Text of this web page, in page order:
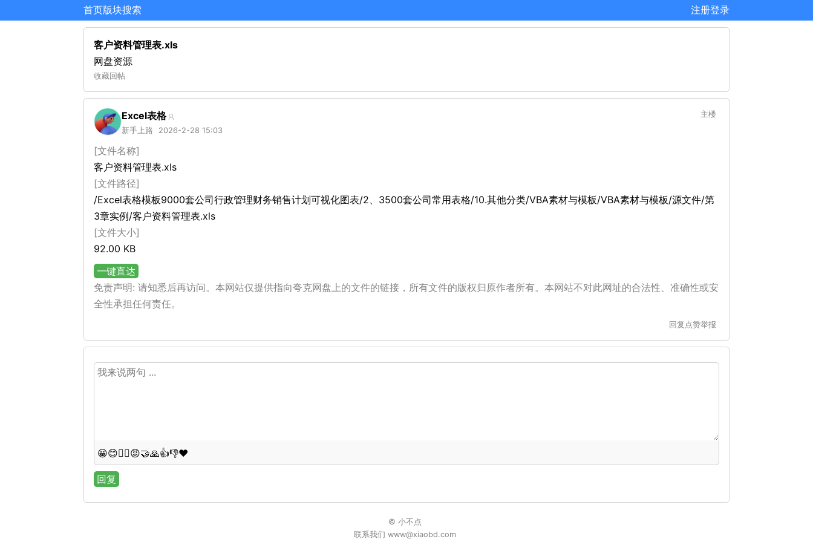
首页版块搜索 注册登录
客户资料管理表.xls
网盘资源
收藏回帖
Excel表格
新手上路 2026-2-28 15:03
主楼
[文件名称]
客户资料管理表.xls
[文件路径]
/Excel表格模板9000套公司行政管理财务销售计划可视化图表/2、3500套公司常用表格/10.其他分类/VBA素材与模板/VBA素材与模板/源文件/第
3章实例/客户资料管理表.xls
[文件大小]
92.00 KB
一键直达
免责声明: 请知悉后再访问。本网站仅提供指向夸克网盘上的文件的链接，所有文件的版权归原作者所有。本网站不对此网址的合法性、准确性或安
全性承担任何责任。
回复 点赞举报
😀😊😵‍💫😡🤝🙏👍👎❤️
回复
© 小不点
联系我们 www@xiaobd.com